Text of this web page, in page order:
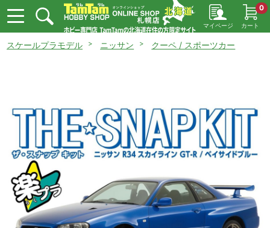
マイページ カート
0
スケールプラモデル ニッサン クーペ / スポーツカー